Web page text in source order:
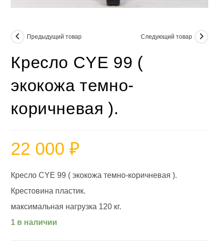
Предыдущий товар Следующий товар
Кресло CYE 99 (
экокожа темно-
коричневая ).
22 000₽
Кресло CYE 99 ( экокожа темно-коричневая ).
Крестовина пластик.
максимальная нагрузка 120 кг.
1 в наличии